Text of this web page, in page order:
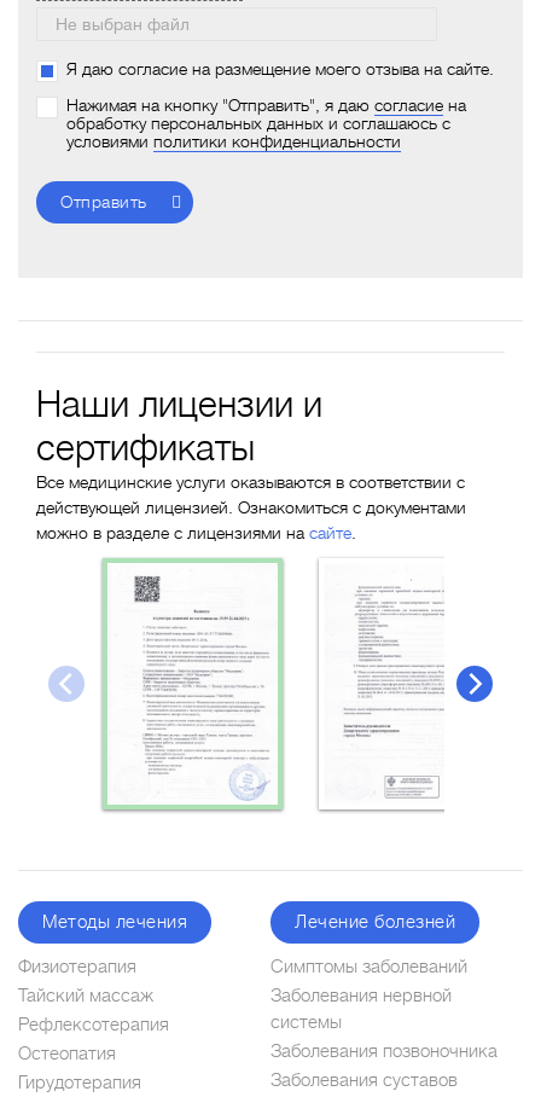
Я даю согласие на размещение моего отзыва на сайте.
Нажимая на кнопку "Отправить", я даю согласие на
обработку персональных данных и соглашаюсь с
условиями политики конфиденциальности
Отправить
Наши лицензии и
сертификаты
Все медицинские услуги оказываются в соответствии с
действующей лицензией. Ознакомиться с документами
можно в разделе с лицензиями насайте.
Методы лечения
Физиотерапия
Тайский массаж
Рефлексотерапия
Остеопатия
Гирудотерапия
Лечение болезней
Симптомы заболеваний
Заболевания нервной
системы
Заболевания позвоночника
Заболевания суставов